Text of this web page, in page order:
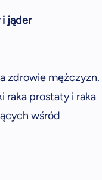
jąder
zdrowie mężczyzn.
raka prostaty i raka
wśród